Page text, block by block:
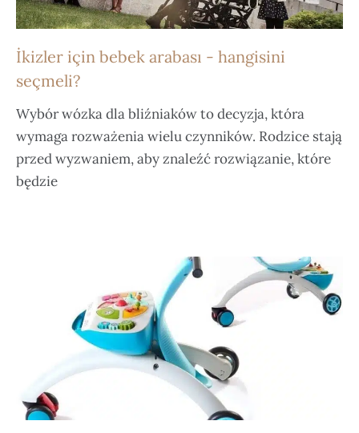
İkizler için bebek arabası - hangisini
seçmeli?
Wybór wózka dla bliźniaków to decyzja, która
wymaga rozważenia wielu czynników. Rodzice stają
przed wyzwaniem, aby znaleźć rozwiązanie, które
będzie